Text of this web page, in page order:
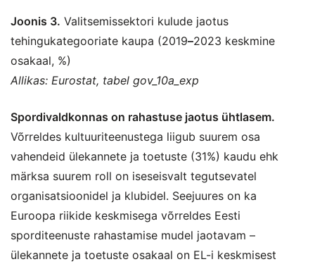
Joonis 3. Valitsemissektori kulude jaotus
tehingukategooriate kaupa (2019–2023 keskmine
osakaal, %)
Allikas: Eurostat, tabel gov_10a_exp
Spordivaldkonnas on rahastuse jaotus ühtlasem.
Võrreldes kultuuriteenustega liigub suurem osa
vahendeid ülekannete ja toetuste (31%) kaudu ehk
märksa suurem roll on iseseisvalt tegutsevatel
organisatsioonidel ja klubidel. Seejuures on ka
Euroopa riikide keskmisega võrreldes Eesti
sporditeenuste rahastamise mudel jaotavam –
ülekannete ja toetuste osakaal on EL-i keskmisest